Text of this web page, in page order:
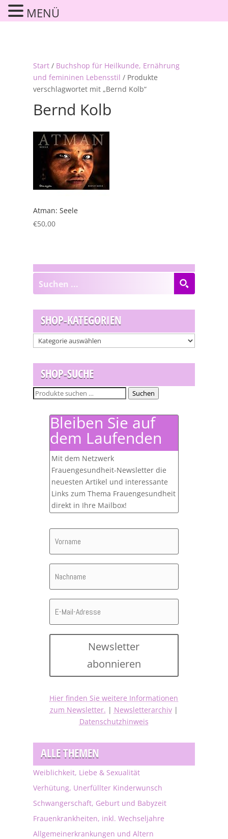
Start/ Buchshop für Heilkunde, Ernährung
und femininen Lebensstil / Produkte
verschlagwortet mit „Bernd Kolb“
Bernd Kolb
Atman: Seele
€50,00
SHOP-KATEGORIEN
SHOP-SUCHE
Suchen
Suchen
Bleiben Sie auf
dem Laufenden
Mit dem Netzwerk
Frauengesundheit-Newsletter die
neuesten Artikel und interessante
Links zum Thema Frauengesundheit
direkt in Ihre Mailbox!
Newsletter
abonnieren
Hier finden Sie weitere Informationen
zum Newsletter. | Newsletterarchiv|
Datenschutzhinweis
ALLE THEMEN
Weiblichkeit, Liebe & Sexualität
Verhütung, Unerfüllter Kinderwunsch
Schwangerschaft, Geburt und Babyzeit
Frauenkrankheiten, inkl. Wechseljahre
Allgemeinerkrankungen und Altern
MENÜ